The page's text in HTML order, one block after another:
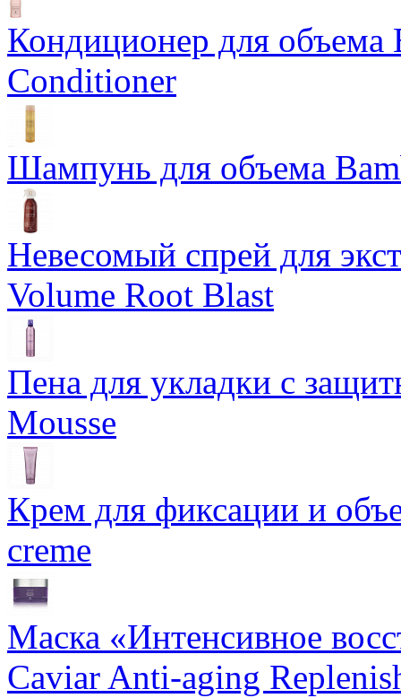
Кондиционер для объема
Conditioner
Шампунь для объема
Невесомый спрей для
Volume Root Blast
Пена для укладки с
Mousse
Крем для фиксации и
creme
Маска «Интенсивное
Caviar Anti-aging